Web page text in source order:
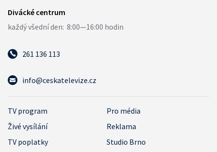
261 136 113
info@ceskatelevize.cz
TV program
Pro média
Živé vysílání
Reklama
TV poplatky
Studio Brno